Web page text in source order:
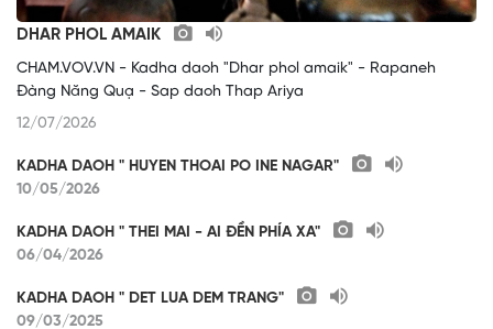
DHAR PHOL AMAIK
CHAM.VOV.VN - Kadha daoh "Dhar phol amaik" - Rapaneh
Đàng Năng Quạ - Sap daoh Thap Ariya
12/07/2026
KADHA DAOH " HUYEN THOAI PO INE NAGAR"
10/05/2026
KADHA DAOH " THEI MAI - AI ĐỀN PHÍA XA"
06/04/2026
KADHA DAOH " DET LUA DEM TRANG"
09/03/2025